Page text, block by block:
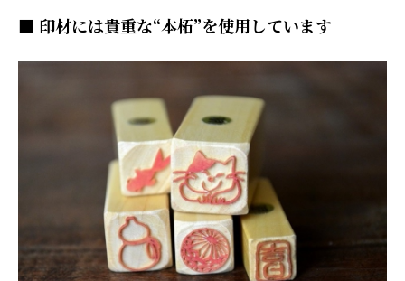
■ 印材には貴重な“本柘”を使用しています